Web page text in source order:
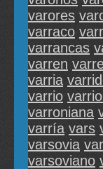
varores
varraco
varrancas
varren
varria
varrio
varroniana
varría vars
varsovia
varsoviano